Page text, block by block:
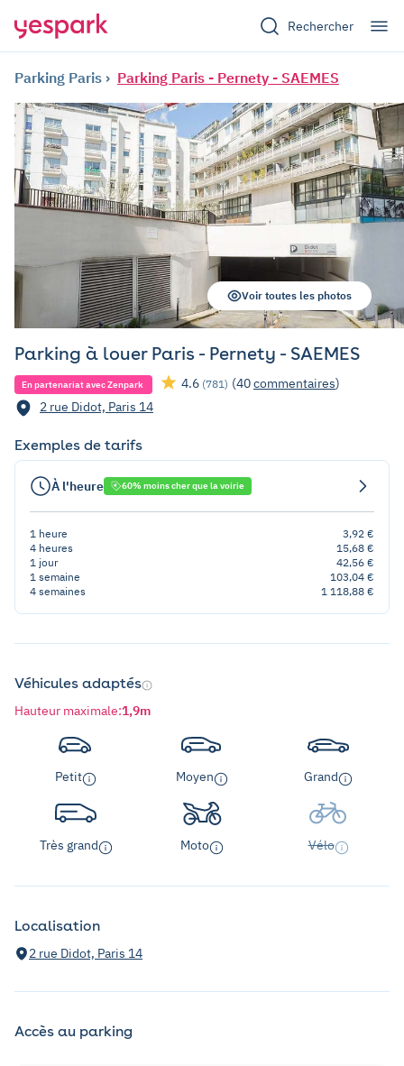
Rechercher
Parking Paris Parking Paris - Pernety - SAEMES
Parking à louer Paris - Pernety - SAEMES
En partenariat avec Zenpark 4.6 (781) (40commentaires)
2 rue Didot, Paris 14
Voir toutes les photos
Exemples de tarifs
À l'heure 60% moins cher que la voirie
1 heure
3,92 €
4 heures
15,68 €
1 jour
42,56 €
1 semaine
103,04 €
4 semaines
1 118,88 €
Véhicules adaptés
Hauteur maximale:1,9m
Petit Moyen Grand
Très grand Moto Vélo
Localisation
2 rue Didot, Paris 14
Accès au parking